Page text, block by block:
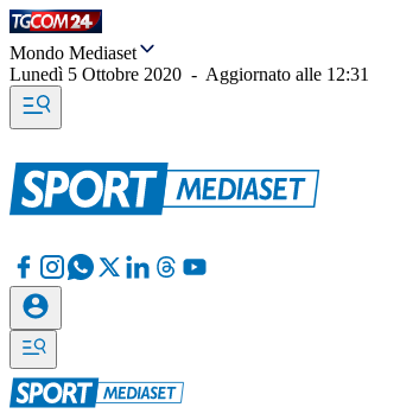
Mondo Mediaset
Lunedì 5 Ottobre 2020 - Aggiornato alle 12:31